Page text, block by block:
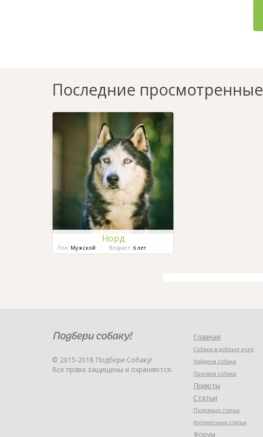
Последние просмотренные
Норд
Пол: Мужской Возраст: 6 лет
© 2015-2018 Подбери Собаку!
Все права защищены и охраняются.
Главная
Собаки в добрые руки
Найдена собака
Пропала собака
Приюты
Статьи
Полезные статьи
Интересные статьи
Форум